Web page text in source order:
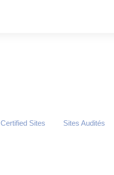
Certified Sites Sites Audités